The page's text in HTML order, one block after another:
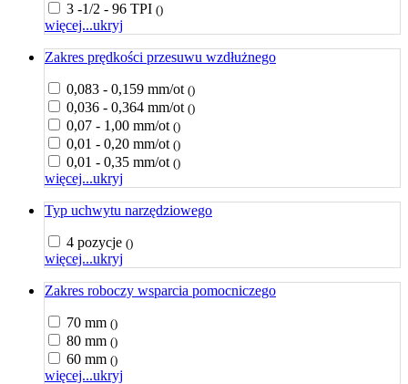
3 -1/2 - 96 TPI ()
więcej...ukryj
Zakres prędkości przesuwu wzdłużnego
0,083 - 0,159 mm/ot ()
0,036 - 0,364 mm/ot ()
0,07 - 1,00 mm/ot ()
0,01 - 0,20 mm/ot ()
0,01 - 0,35 mm/ot ()
więcej...ukryj
Typ uchwytu narzędziowego
4 pozycje ()
więcej...ukryj
Zakres roboczy wsparcia pomocniczego
70 mm ()
80 mm ()
60 mm ()
więcej...ukryj